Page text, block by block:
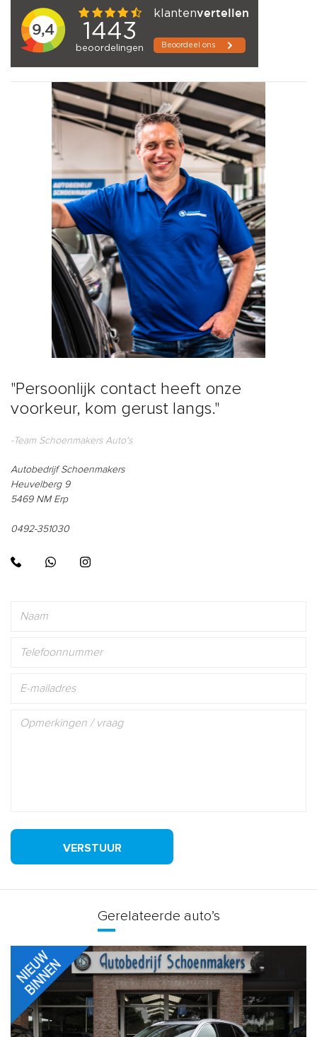
"Persoonlijk contact heeft onze
voorkeur, kom gerust langs."
-Team Schoenmakers Auto's
Autobedrijf Schoenmakers
Heuvelberg 9
5469 NM Erp
0492-351030
VERSTUUR
Gerelateerde auto’s